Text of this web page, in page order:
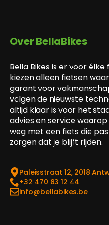
Over BellaBikes
Bella Bikes is er voor
kiezen alleen fietsen
garant voor
volgen de nieuwste
altijd klaar is voor het
advies en service
weg met een fiets die
zorgen dat je blijft rijden.
Paleisstraat 12, 2018
‎+32 470 83 12 44
info@bellabikes.be